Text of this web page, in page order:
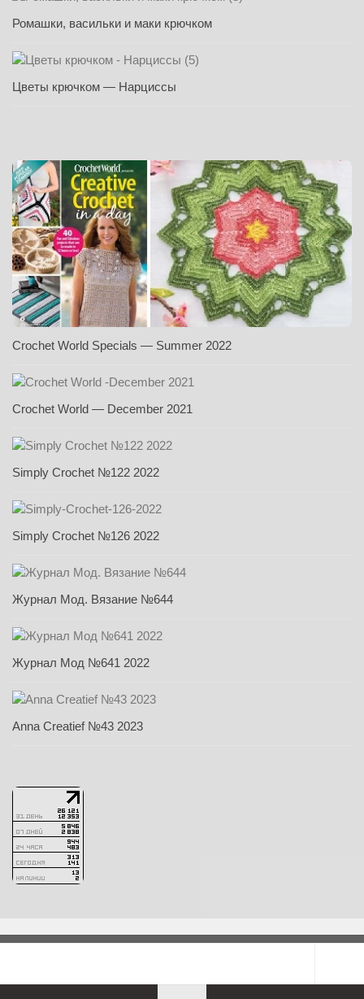
Ромашки, васильки и маки крючком
Цветы крючком — Нарциссы
Crochet World Specials — Summer 2022
Crochet World — December 2021
Simply Crochet №122 2022
Simply Crochet №126 2022
Журнал Мод. Вязание №644
Журнал Мод №641 2022
Anna Creatief №43 2023